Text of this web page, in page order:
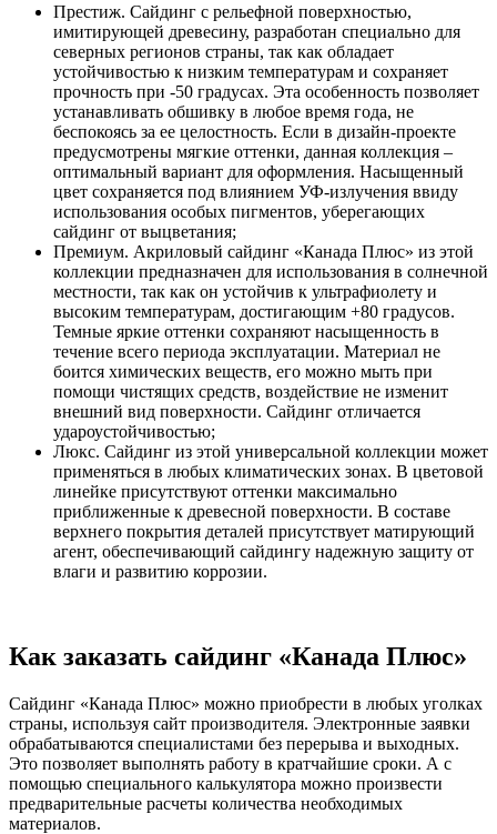
Престиж. Сайдинг с рельефной поверхностью,
имитирующей древесину, разработан специально для
северных регионов страны, так как обладает
устойчивостью к низким температурам и сохраняет
прочность при -50 градусах. Эта особенность позволяет
устанавливать обшивку в любое время года, не
беспокоясь за ее целостность. Если в дизайн-проекте
предусмотрены мягкие оттенки, данная коллекция –
оптимальный вариант для оформления. Насыщенный
цвет сохраняется под влиянием УФ-излучения ввиду
использования особых пигментов, уберегающих
сайдинг от выцветания;
Премиум. Акриловый сайдинг «Канада Плюс» из этой
коллекции предназначен для использования в солнечной
местности, так как он устойчив к ультрафиолету и
высоким температурам, достигающим +80 градусов.
Темные яркие оттенки сохраняют насыщенность в
течение всего периода эксплуатации. Материал не
боится химических веществ, его можно мыть при
помощи чистящих средств, воздействие не изменит
внешний вид поверхности. Сайдинг отличается
удароустойчивостью;
Люкс. Сайдинг из этой универсальной коллекции может
применяться в любых климатических зонах. В цветовой
линейке присутствуют оттенки максимально
приближенные к древесной поверхности. В составе
верхнего покрытия деталей присутствует матирующий
агент, обеспечивающий сайдингу надежную защиту от
влаги и развитию коррозии.
Как заказать сайдинг «Канада Плюс»
Сайдинг «Канада Плюс» можно приобрести в любых уголках
страны, используя сайт производителя. Электронные заявки
обрабатываются специалистами без перерыва и выходных.
Это позволяет выполнять работу в кратчайшие сроки. А с
помощью специального калькулятора можно произвести
предварительные расчеты количества необходимых
материалов.